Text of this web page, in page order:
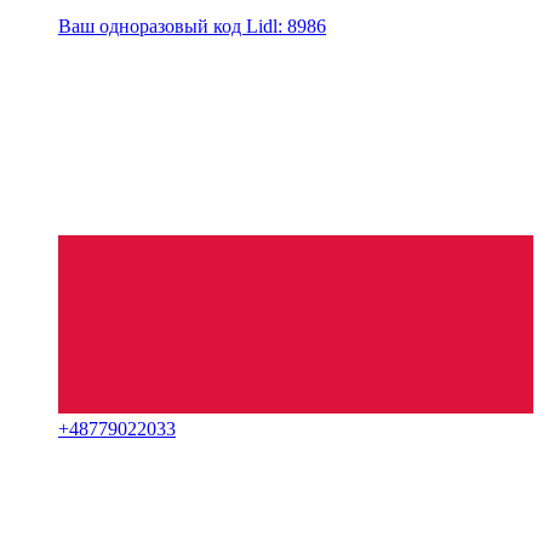
Ваш одноразовый код Lidl: 8986
+48779022033